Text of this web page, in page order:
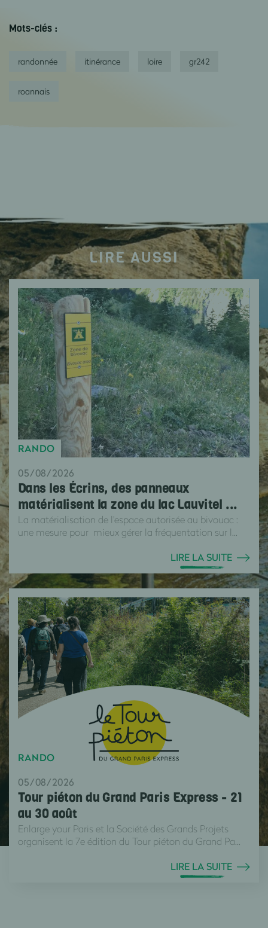
Mots-clés :
randonnée itinérance loire gr242
roannais
LIRE AUSSI
RANDO
05/08/2026
Dans les Écrins, des panneaux
matérialisent la zone du lac Lauvitel ...
La matérialisation de l'espace autorisée au bivouac :
une mesure pour mieux gérer la fréquentation sur l...
LIRE LA SUITE
RANDO
05/08/2026
Tour piéton du Grand Paris Express - 21
au 30 août
Enlarge your Paris et la Société des Grands Projets
organisent la 7e édition du Tour piéton du Grand Pa...
LIRE LA SUITE